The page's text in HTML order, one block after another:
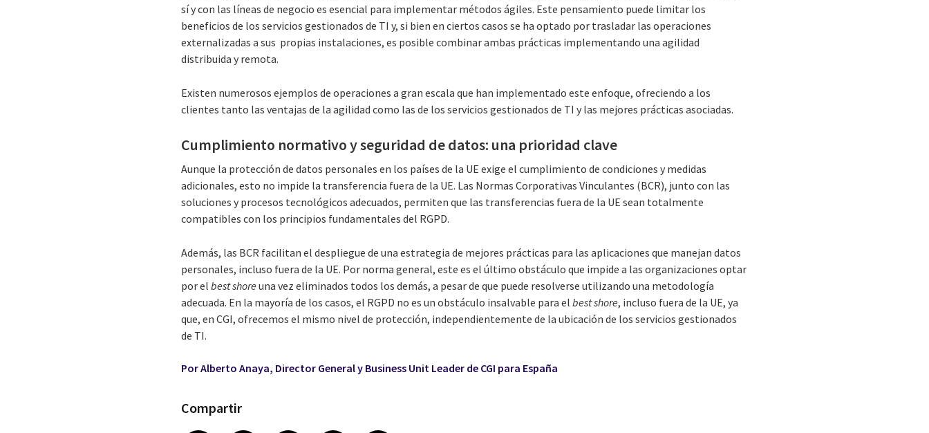
sí y con las líneas de negocio es esencial para implementar métodos ágiles. Este pensamiento puede limitar los
beneficios de los servicios gestionados de TI y, si bien en ciertos casos se ha optado por trasladar las operaciones
externalizadas a sus propias instalaciones, es posible combinar ambas prácticas implementando una agilidad
distribuida y remota.
Existen numerosos ejemplos de operaciones a gran escala que han implementado este enfoque, ofreciendo a los
clientes tanto las ventajas de la agilidad como las de los servicios gestionados de TI y las mejores prácticas asociadas.
Cumplimiento normativo y seguridad de datos: una prioridad clave
Aunque la protección de datos personales en los países de la UE exige el cumplimiento de condiciones y medidas
adicionales, esto no impide la transferencia fuera de la UE. Las Normas Corporativas Vinculantes (BCR), junto con las
soluciones y procesos tecnológicos adecuados, permiten que las transferencias fuera de la UE sean totalmente
compatibles con los principios fundamentales del RGPD.
Además, las BCR facilitan el despliegue de una estrategia de mejores prácticas para las aplicaciones que manejan datos
personales, incluso fuera de la UE. Por norma general, este es el último obstáculo que impide a las organizaciones optar
por elbest shore una vez eliminados todos los demás, a pesar de que puede resolverse utilizando una metodología
adecuada. En la mayoría de los casos, el RGPD no es un obstáculo insalvable para elbest shore, incluso fuera de la UE, ya
que, en CGI, ofrecemos el mismo nivel de protección, independientemente de la ubicación de los servicios gestionados
de TI.
Por Alberto Anaya, Director General y Business Unit Leader de CGI para España
Compartir